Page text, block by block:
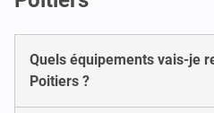
Quels équipements vais-je
Poitiers ?